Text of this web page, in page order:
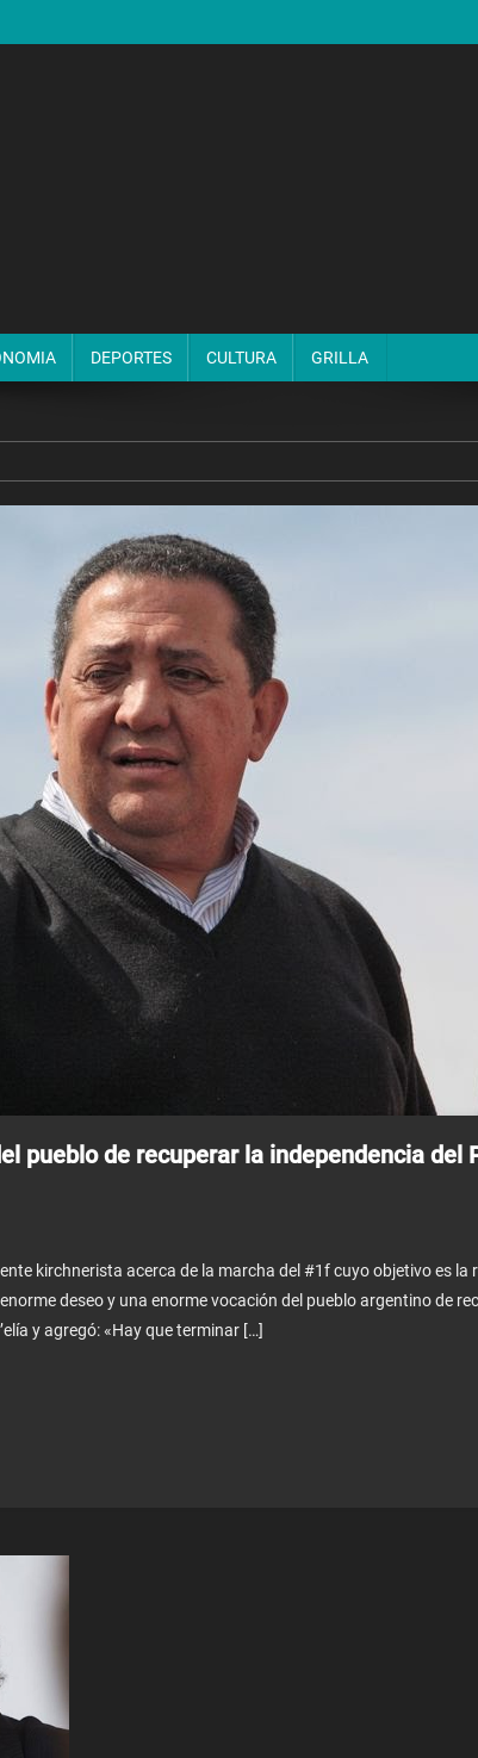
DEPORTES CULTURA GRILLA
pueblo de recuperar la independencia del
kirchnerista acerca de la marcha del #1f cuyo objetivo es la
deseo y una enorme vocación del pueblo argentino de
y agregó: «Hay que terminar […]